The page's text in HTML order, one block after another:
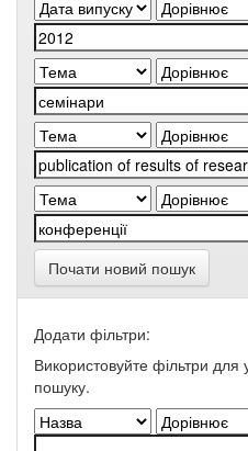
Почати новий пошук
Додати фільтри:
Використовуйте фільтри для
пошуку.